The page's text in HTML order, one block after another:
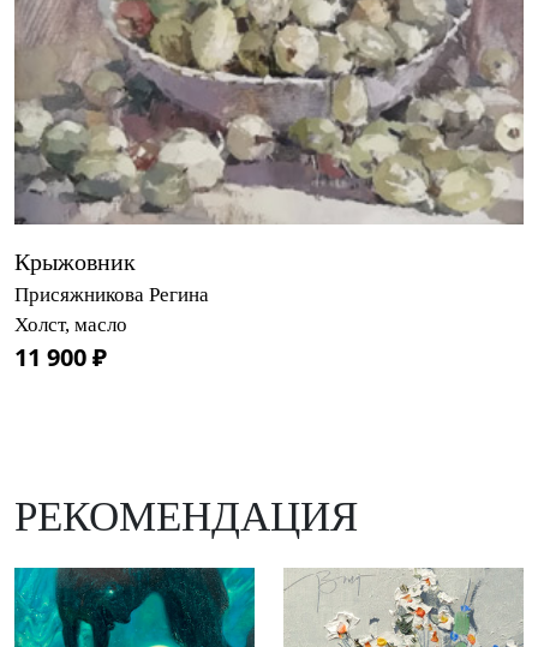
Крыжовник
Присяжникова Регина
Холст, масло
11 900 ₽
РЕКОМЕНДАЦИЯ